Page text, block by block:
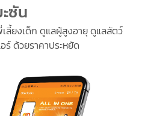
ซัน
ลี้ยงเด็ก ดูแลผู้สูงอายุ ดูแลสัตว์
ร์ ด้วยราคาประหยัด